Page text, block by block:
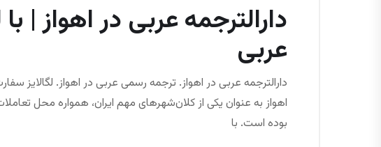
دارالترجمه عربی در اهواز |
عربی
دارالترجمه عربی در اهواز. ترجمه رسمی عربی در اهواز. لگالایز
اهواز به عنوان یکی از کلان‌شهرهای مهم ایران، همواره محل
بوده است. با